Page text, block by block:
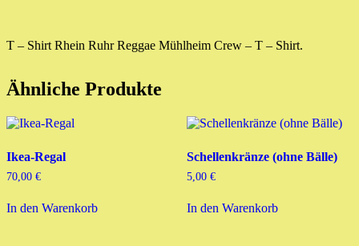
T – Shirt Rhein Ruhr Reggae Mühlheim Crew – T – Shirt.
Ähnliche Produkte
Ikea-Regal
70,00 €
In den Warenkorb
Schellenkränze (ohne Bälle)
5,00 €
In den Warenkorb